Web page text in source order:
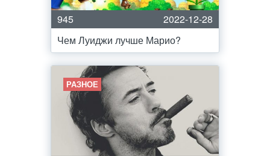
945
2022-12-28
Чем Луиджи лучше Марио?
РАЗНОЕ